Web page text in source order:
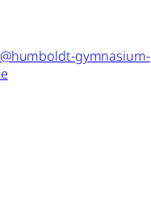
gymnasium-